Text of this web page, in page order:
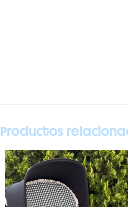
Productos